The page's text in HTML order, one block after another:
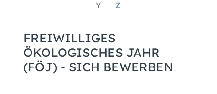
Y Z
FREIWILLIGES
ÖKOLOGISCHES JAHR
(FÖJ) - SICH BEWERBEN